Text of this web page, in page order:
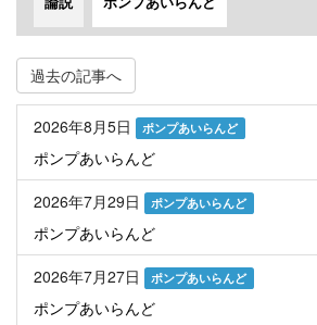
過去の記事へ
2026年8月5日 ポンプあいらんど
ポンプあいらんど
2026年7月29日
ポンプあいらんど
ポンプあいらんど
2026年7月27日
ポンプあいらんど
ポンプあいらんど